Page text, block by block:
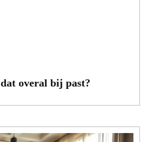
overal bij past?